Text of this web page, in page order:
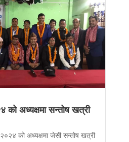
को अध्यक्षमा सन्तोष खत्री
को अध्यक्षमा जेसी सन्तोष खत्री